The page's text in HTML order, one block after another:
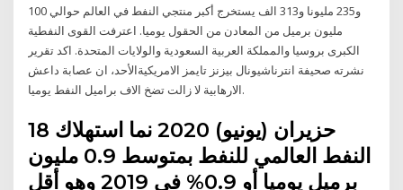
و235 مليونا و313 الف يستخرج أكبر منتجي النفط في العالم حوالي 100
مليون برميل من المعادن من الحقول يوميا. اعترفت القوى النفطية
الكبرى بروسيا والمملكة العربية السعودية والولايات المتحدة. اكد تقرير
نشرته صحيفة انترناشيونال بيزنز تايمز الامريكيةالأحد، ان عصابة داعش
الارهابية لا زالت تضخ الاف براميل النفط يوميا.
18 حزيران (يونيو) 2020 نما استهلاك
النفط العالمي للنفط بمتوسط 0.9 مليون
برميل يوميا أو 0.9% في 2019 وهو أقل